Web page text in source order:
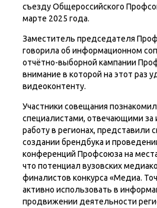
съезду Общероссийского
марте 2025 года.
Заместитель председателя
говорила об информационном
отчётно-выборной кампании
внимание в которой на этот раз
видеоконтенту.
Участники совещания
специалистами, отвечающими
работу в регионах, представили
создании брендбука и
конференций Профсоюза на
что потенциал вузовских
финалистов конкурса «Медиа.
активно использовать в
продвижении деятельности